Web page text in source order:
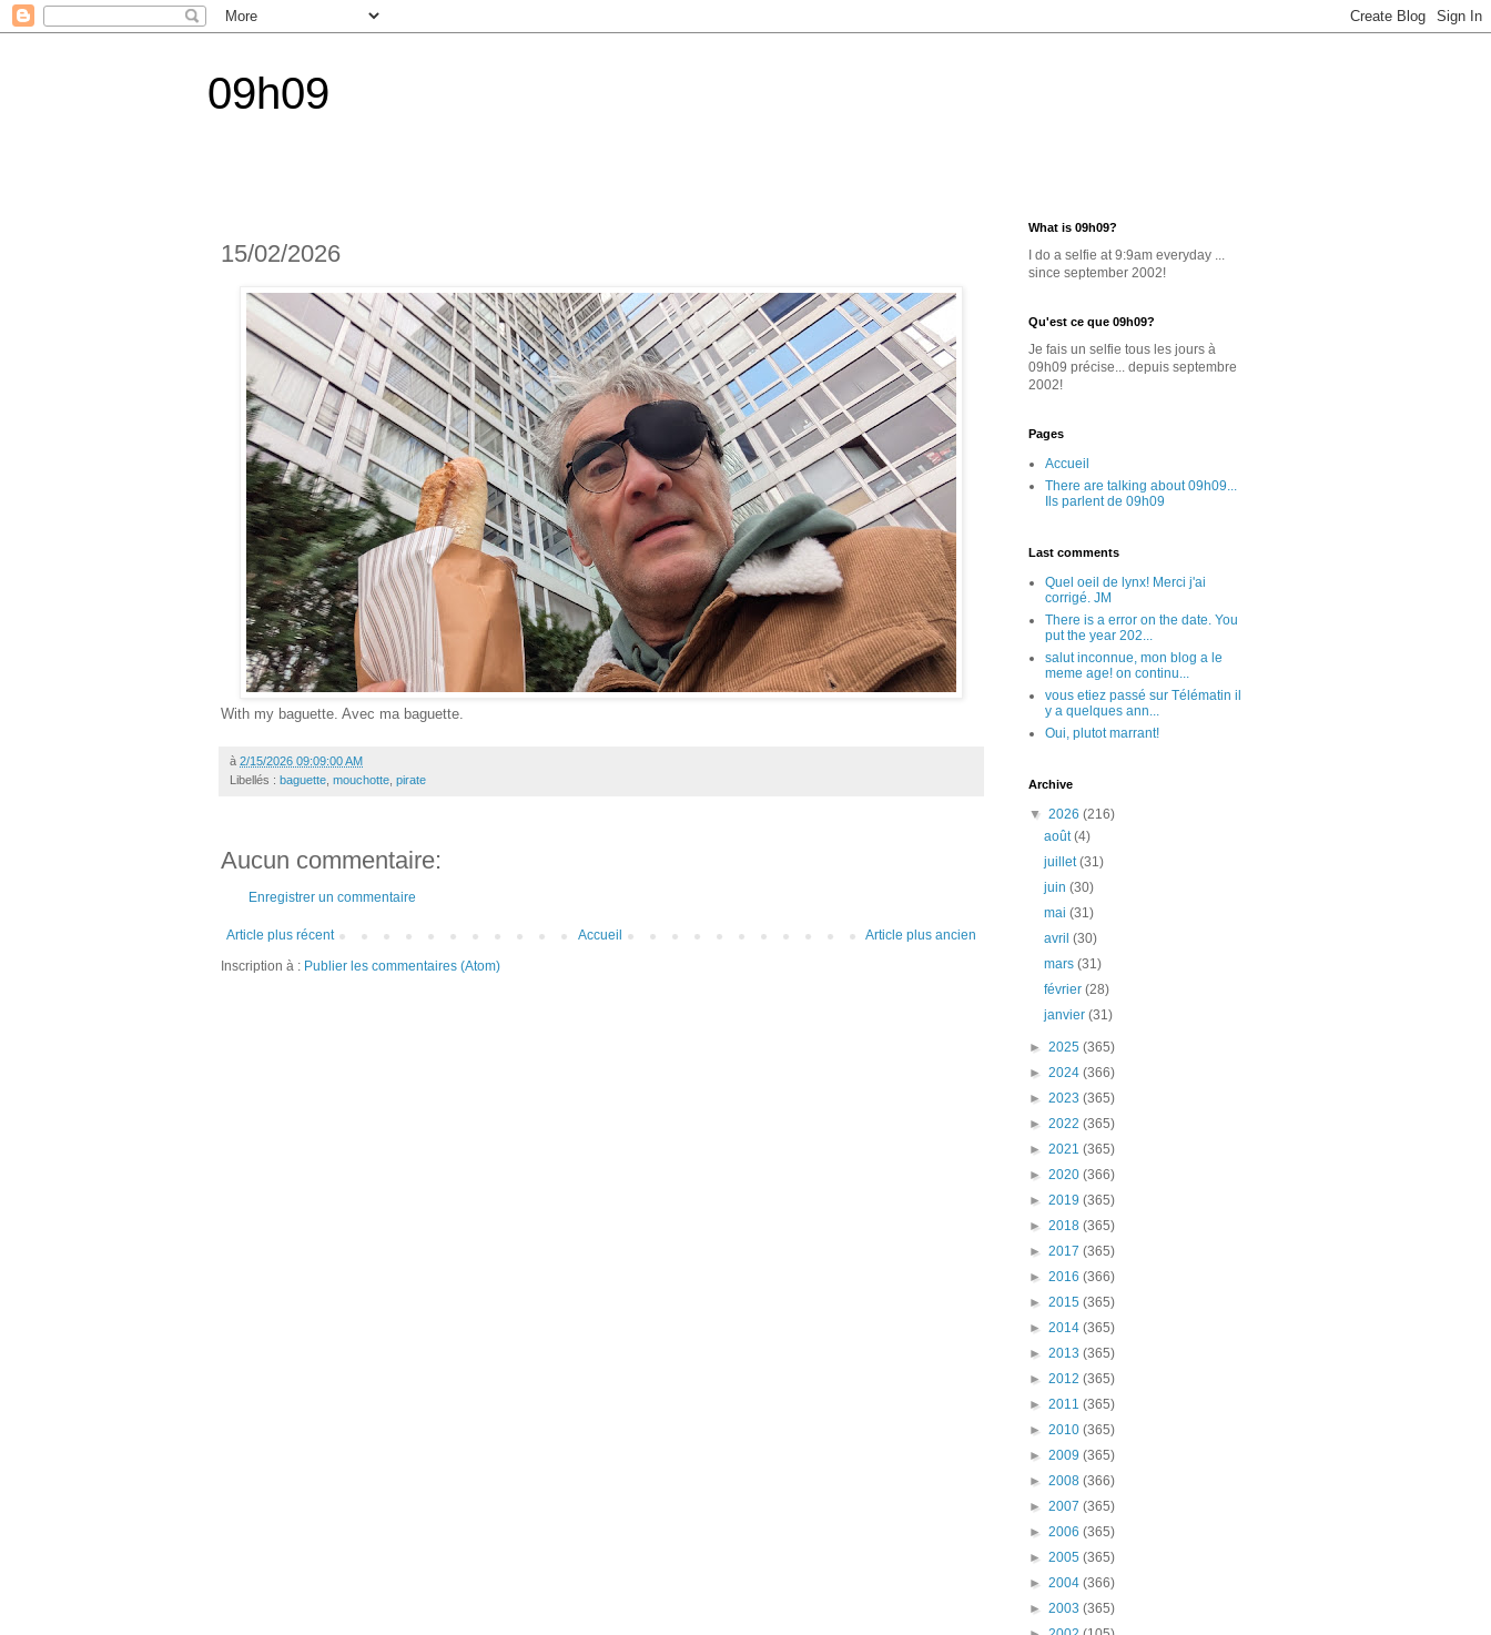
09h09
15/02/2026
With my baguette. Avec ma baguette.
à 2/15/2026 09:09:00 AM
Libellés : baguette mouchotte pirate
Aucun commentaire:
Enregistrer un commentaire
Article plus récent Article plus ancien
Accueil
Inscription à : Publier les commentaires (Atom)
What is 09h09?
I do a selfie at 9:9am everyday ...
since september 2002!
Qu'est ce que 09h09?
Je fais un selfie tous les jours à
09h09 précise... depuis septembre
2002!
Pages
Accueil
There are talking about 09h09...
Ils parlent de 09h09
Last comments
Quel oeil de lynx! Merci j'ai
corrigé. JM
There is a error on the date. You
put the year 202...
salut inconnue, mon blog a le
meme age! on continu...
vous etiez passé sur Télématin il
y a quelques ann...
Oui, plutot marrant!
Archive
▼ 2026 (216)
août(4)
juillet(31)
juin(30)
mai(31)
avril(30)
mars(31)
février(28)
janvier(31)
► 2025 (365)
► 2024 (366)
► 2023 (365)
► 2022 (365)
► 2021 (365)
► 2020 (366)
► 2019 (365)
► 2018 (365)
► 2017 (365)
► 2016 (366)
► 2015 (365)
► 2014 (365)
► 2013 (365)
► 2012 (365)
► 2011 (365)
► 2010 (365)
► 2009 (365)
► 2008 (366)
► 2007 (365)
► 2006 (365)
► 2005 (365)
► 2004 (366)
► 2003 (365)